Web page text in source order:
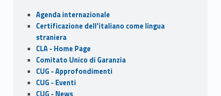
k
Sidebar
Agenda internazionale
Certificazione dell'italiano come lingua
straniera
CLA - Home Page
Comitato Unico di Garanzia
CUG - Approfondimenti
CUG - Eventi